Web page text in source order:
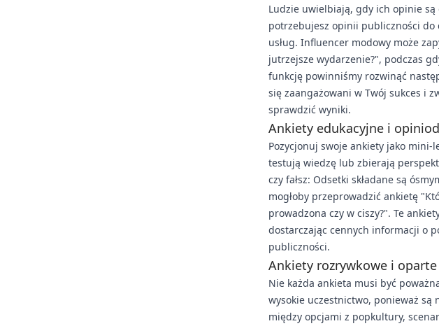
Ludzie uwielbiają, gdy ich opinie
potrzebujesz opinii publiczności do
usług. Influencer modowy może
jutrzejsze wydarzenie?", podczas
funkcję powinniśmy rozwinąć
się zaangażowani w Twój sukces i
sprawdzić wyniki.
Ankiety edukacyjne i
Pozycjonuj swoje ankiety jako
testują wiedzę lub zbierają
czy fałsz: Odsetki składane są
mogłoby przeprowadzić ankietę
prowadzona czy w ciszy?". Te
dostarczając cennych informacji o
publiczności.
Ankiety rozrywkowe i
Nie każda ankieta musi być
wysokie uczestnictwo, ponieważ są
między opcjami z popkultury,